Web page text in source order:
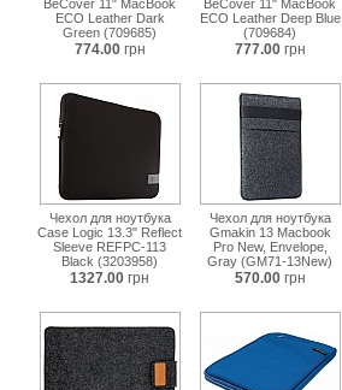
BeCover 11" MacBook
ECO Leather Dark
Green (709685)
774.00 грн
BeCover 11" MacBook
ECO Leather Deep Blue
(709684)
777.00 грн
Чехол для ноутбука
Case Logic 13.3" Reflect
Sleeve REFPC-113
Black (3203958)
1327.00 грн
Чехол для ноутбука
Gmakin 13 Macbook
Pro New, Envelope,
Gray (GM71-13New)
570.00 грн